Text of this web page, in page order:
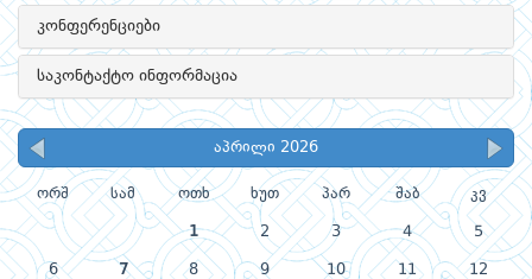
კონფერენციები
საკონტაქტო ინფორმაცია
აპრილი 2026
ორშ სამ ოთხ ხუთ პარ შაბ კვ
1 2 3 4 5
6 7 8 9 10 11 12